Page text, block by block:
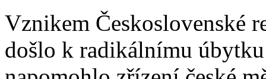
Vznikem Československé
došlo k radikálnímu